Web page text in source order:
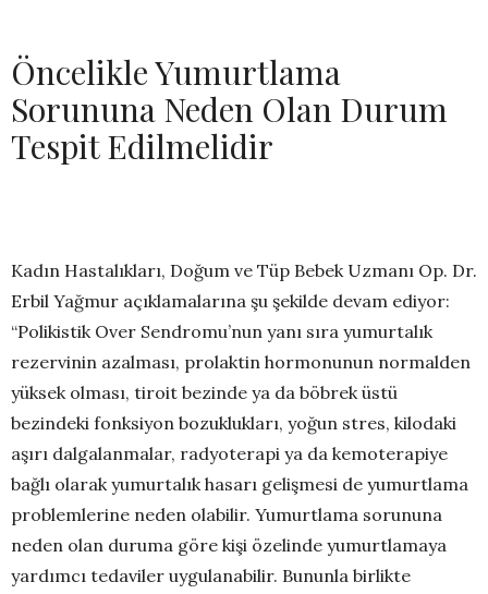
Öncelikle Yumurtlama
Sorununa Neden Olan Durum
Tespit Edilmelidir
Kadın Hastalıkları, Doğum ve Tüp Bebek Uzmanı Op. Dr.
Erbil Yağmur açıklamalarına şu şekilde devam ediyor:
“Polikistik Over Sendromu’nun yanı sıra yumurtalık
rezervinin azalması, prolaktin hormonunun normalden
yüksek olması, tiroit bezinde ya da böbrek üstü
bezindeki fonksiyon bozuklukları, yoğun stres, kilodaki
aşırı dalgalanmalar, radyoterapi ya da kemoterapiye
bağlı olarak yumurtalık hasarı gelişmesi de yumurtlama
problemlerine neden olabilir. Yumurtlama sorununa
neden olan duruma göre kişi özelinde yumurtlamaya
yardımcı tedaviler uygulanabilir. Bununla birlikte